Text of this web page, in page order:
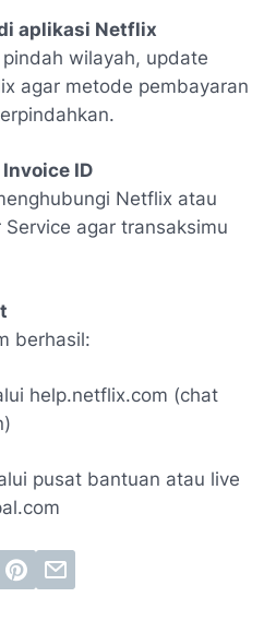
aplikasi Netflix
wilayah, update
agar metode pembayaran
ID
Netflix atau
Service agar transaksimu
berhasil:
help.netflix.com (chat
pusat bantuan atau live